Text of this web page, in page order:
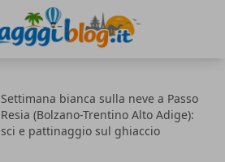
Settimana bianca sulla neve a Passo
Resia (Bolzano-Trentino Alto Adige):
sci e pattinaggio sul ghiaccio